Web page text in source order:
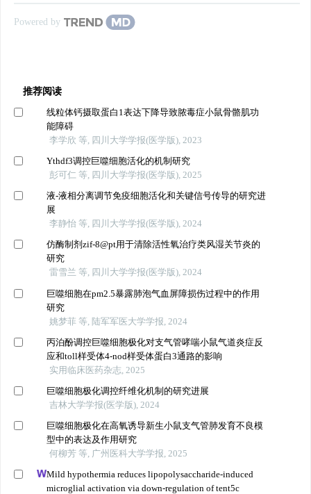
Powered by
推荐阅读
线粒体钙摄取蛋白1表达下降导致脓毒症小鼠骨骼肌功
能障碍
李学欣 等, 四川大学学报(医学版), 2023
Ythdf3调控巨噬细胞活化的机制研究
彭可仁 等, 四川大学学报(医学版), 2025
液-液相分离调节免疫细胞活化和关键信号传导的研究进
展
李静怡 等, 四川大学学报(医学版), 2024
仿酶制剂zif-8@pt用于清除活性氧治疗类风湿关节炎的
研究
雷雪兰 等, 四川大学学报(医学版), 2024
巨噬细胞在pm2.5暴露肺泡气血屏障损伤过程中的作用
研究
姚梦菲 等, 陆军军医大学学报, 2024
丙泊酚调控巨噬细胞极化对支气管哮喘小鼠气道炎症反
应和toll样受体4-nod样受体蛋白3通路的影响
实用临床医药杂志, 2025
巨噬细胞极化调控纤维化机制的研究进展
吉林大学学报(医学版), 2024
巨噬细胞极化在高氧诱导新生小鼠支气管肺发育不良模
型中的表达及作用研究
何柳芳 等, 广州医科大学学报, 2025
Mild hypothermia reduces lipopolysaccharide-induced
microglial activation via down-regulation of tent5c